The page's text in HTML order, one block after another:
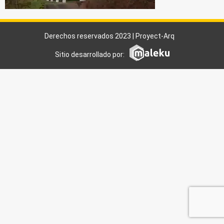
Derechos reservados 2023 | Proyect-Arq
Sitio desarrollado por: